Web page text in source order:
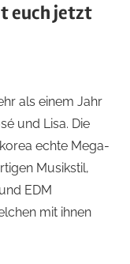
euch jetzt
,
,
,
als einem Jahr
und Lisa. Die
echte Mega-
Musikstil,
EDM
mit ihnen